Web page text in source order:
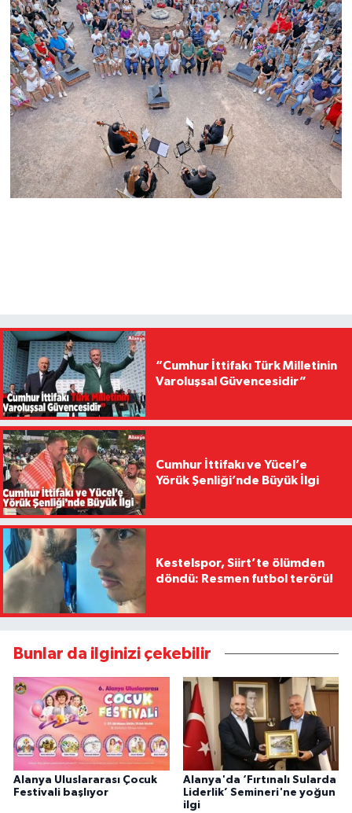
“Cumhur İttifakı Türk Milletinin
Varoluşsal Güvencesidir”
Cumhur İttifakı ve Yücel’e
Yörük Şenliği’nde Büyük İlgi
Kestelspor, Siirt’te ölümden
döndü: Resmen futbol terörü!
Bunlar da ilginizi çekebilir
Alanya Uluslararası Çocuk
Festivali başlıyor
Alanya'da ‘Fırtınalı Sularda
Liderlik’ Semineri'ne yoğun
ilgi